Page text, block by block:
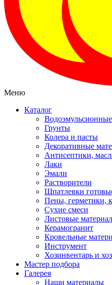
Меню
Каталог
Грунты
Колера и пасты
Декоративные
Антисептики,
Лаки
Эмали
Растворители
Шпатлевки
Пены, герметики,
Сухие смеси
Листовые
Керамогранит
Кровельные
Инструмент
Хозинвентарь и
Мастер подбора
Галерея
Наши материалы